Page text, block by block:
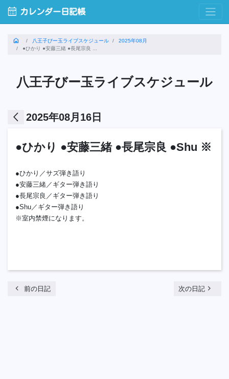
calendar_month カレンダー日記帳
home 八王子びー玉ライブスケジュール
2025年08月
●ひかり ●安藤三緒 ●長尾宗良 ...
八王子びー玉ライブスケジュール
arrow_back_ios 2025年08月16日
●ひかり ●安藤三緒 ●長尾宗良 ●Shu ※
●ひかり／サズ弾き語り
●安藤三緒／ギター弾き語り
●長尾宗良／ギター弾き語り
●Shu／ギター弾き語り
※室内禁煙になります。
chevron_left 前の日記 次の日記 navigate_next